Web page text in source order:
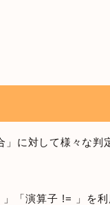
」に対して様々な判
」「演算子 != 」を